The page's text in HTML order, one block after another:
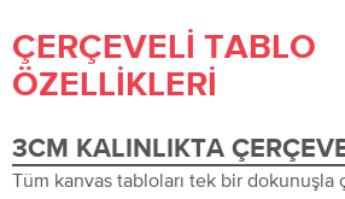
ÇERÇEVELI TABLO
ÖZELLIKLERI
3CM KALINLIKTA
Tüm kanvas tabloları tek bir dokunuşla